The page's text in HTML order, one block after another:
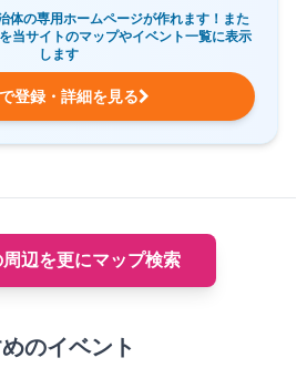
体の専用ホームページが作れます！また
当サイトのマップやイベント一覧に表示
します
登録・詳細を見る
周辺を更にマップ検索
のイベント